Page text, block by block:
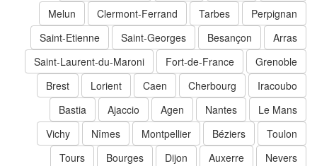
Perpignan
Tarbes
Clermont-Ferrand
Melun
Arras
Besançon
Saint-Georges
Saint-Etienne
Grenoble
Fort-de-France
Saint-Laurent-du-Maroni
Iracoubo
Cherbourg
Caen
Lorient
Brest
Le Mans
Nantes
Agen
Ajaccio
Bastia
Toulon
Béziers
Montpellier
Nîmes
Vichy
Nevers
Auxerre
Dijon
Bourges
Tours